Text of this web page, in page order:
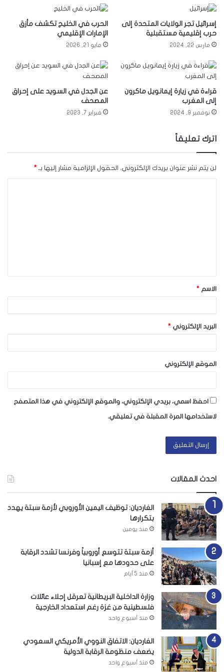
إسرائيل تجر الولايات المتحدة إلى
حرب إقليمية مستقبلية
مارس 22, 2024
الحرب في الخليج تكشف مأزق
الإمارات الإقليمي
مايو 21, 2026
قراءة في زيارة إيمانويل ماكرون
إلى المغرب
نوفمبر 9, 2024
عن الجدل في السويد على إحراق
المصحف
فبراير 7, 2023
اترك تعليقاً
لن يتم نشر عنوان بريدك الإلكتروني. الحقول الإلزامية مشار إليها بـ *
ق
*
الاسم *
البريد الإلكتروني *
الموقع الإلكتروني
احفظ اسمي، بريدي الإلكتروني، والموقع الإلكتروني في هذا المتصفح
لاستخدامها المرة المقبلة في تعليقي.
احدث المقالات
الغارديان: توظيف اليمين الأوروبي لأزمة سبتة يهدد
بتكرارها
منذ يومين
أزمة سبتة تتوسع أوروبياً وفرنسا تشدد الرقابة
على حدودها مع إسبانيا
منذ 5 أيام
وزارة الداخلية البريطانية تعرقل إجلاء عائلات
فلسطينية من غزة رغم استعداد الخارجية
منذ أسبوع واحد
الغارديان: الاتفاق النووي الأمريكي السعودي
يضعف منظومة الرقابة الدولية
منذ أسبوع واحد